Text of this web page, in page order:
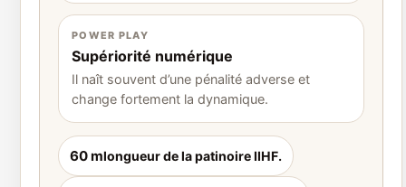
POWER PLAY
Supériorité numérique
Il naît souvent d’une pénalité adverse et
change fortement la dynamique.
60 mlongueur de la patinoire IIHF.